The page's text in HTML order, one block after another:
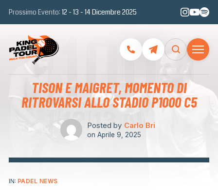
Prossimo Evento: 12 - 13 - 14 Dicembre 2025
TISON E MAIGRET, MOMENTO DI
RITROVARSI ALLO STADIO P1000 C5
Posted by Carlo Bri
on Aprile 9, 2025
IN: PADEL NEWS